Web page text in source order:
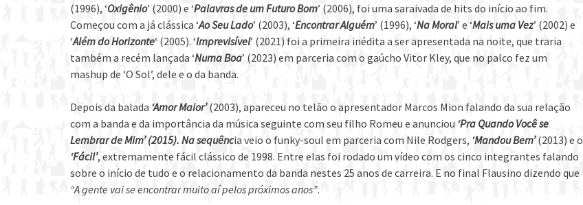
(1996), ‘Oxigênio’ (2000) e ‘Palavras de um Futuro Bom’ (2006), foi uma saraivada de hits do início ao fim.
Começou com a já clássica ‘Ao Seu Lado’ (2003), ‘Encontrar Alguém’ (1996), ‘Na Moral’ e ‘Mais uma Vez’ (2002) e
‘Além do Horizonte‘ (2005). ‘Imprevisível’ (2021) foi a primeira inédita a ser apresentada na noite, que traria
também a recém lançada ‘Numa Boa’ (2023) em parceria com o gaúcho Vitor Kley, que no palco fez um
mashup de ‘O Sol’, dele e o da banda.
Depois da balada ‘Amor Maior’(2003), apareceu no telão o apresentador Marcos Mion falando da sua relação
com a banda e da importância da música seguinte com seu filho Romeu e anunciou ‘Pra Quando Você se
Lembrar de Mim’ (2015). Na sequência veio o funky-soul em parceria com Nile Rodgers, ‘Mandou Bem’(2013) e o
‘Fácil’, extremamente fácil clássico de 1998. Entre elas foi rodado um vídeo com os cinco integrantes falando
sobre o início de tudo e o relacionamento da banda nestes 25 anos de carreira. E no final Flausino dizendo que
“A gente vai se encontrar muito aí pelos próximos anos”.